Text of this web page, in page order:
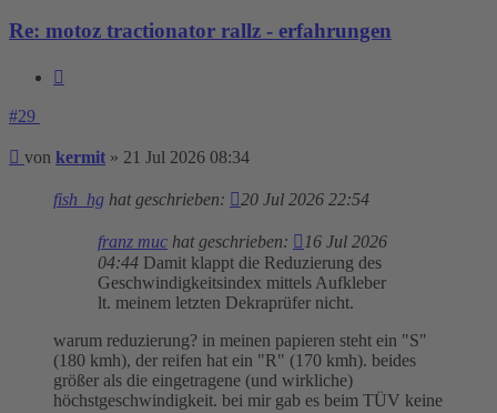
Re: motoz tractionator rallz - erfahrungen
#29
Beitrag
von kermit » 21 Jul 2026 08:34
fish_hg hat geschrieben: 20 Jul 2026 22:54
franz muc hat geschrieben:
16 Jul 2026
04:44 Damit klappt die Reduzierung des
Geschwindigkeitsindex mittels Aufkleber
lt. meinem letzten Dekraprüfer nicht.
warum reduzierung? in meinen papieren steht ein "S"
(180 kmh), der reifen hat ein "R" (170 kmh). beides
größer als die eingetragene (und wirkliche)
höchstgeschwindigkeit. bei mir gab es beim TÜV keine